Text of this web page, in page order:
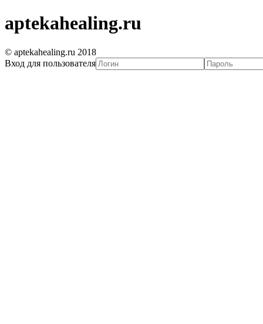
aptekahealing.ru
© aptekahealing.ru 2018
Вход для пользователя